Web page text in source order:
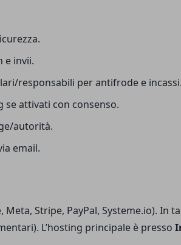
e invii.
responsabili per antifrode e incassi.
se attivati con consenso.
autorità.
email.
Stripe, PayPal, Systeme.io). In
L’hosting principale è presso